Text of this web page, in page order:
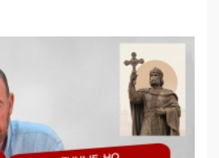
ЮНЕСКО в России, но
определять
граждан: Минцифры намерено
и муниципалитетов право
и социальные объекты от